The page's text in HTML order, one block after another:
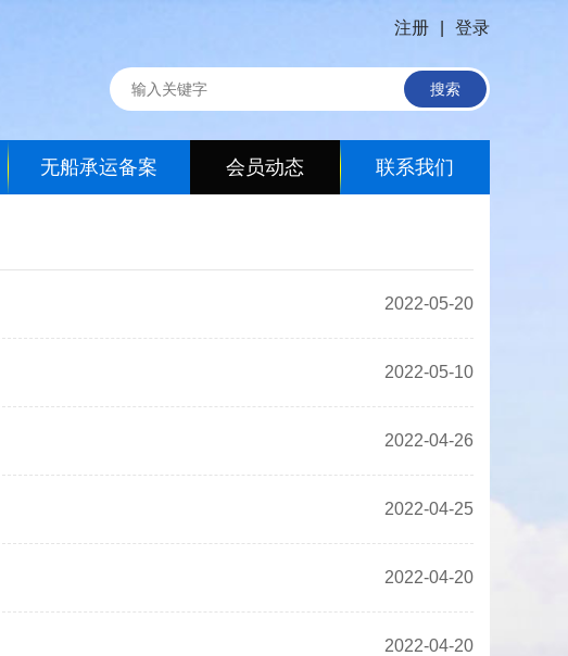
注册 登录
搜索
无船承运备案 会员动态 联系我们
2022-05-20
2022-05-10
2022-04-26
2022-04-25
2022-04-20
2022-04-20